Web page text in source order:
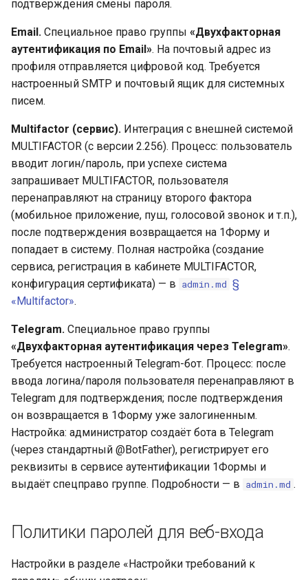
подтверждения смены пароля.
Email. Специальное право группы «Двухфакторная
аутентификация по Email». На почтовый адрес из
профиля отправляется цифровой код. Требуется
настроенный SMTP и почтовый ящик для системных
писем.
Multifactor (сервис). Интеграция с внешней системой
MULTIFACTOR (с версии 2.256). Процесс: пользователь
вводит логин/пароль, при успехе система
запрашивает MULTIFACTOR, пользователя
перенаправляют на страницу второго фактора
(мобильное приложение, пуш, голосовой звонок и т.п.),
после подтверждения возвращается на 1Форму и
попадает в систему. Полная настройка (создание
сервиса, регистрация в кабинете MULTIFACTOR,
конфигурация сертификата) — в admin.md §
«Multifactor».
Telegram. Специальное право группы
«Двухфакторная аутентификация через Telegram».
Требуется настроенный Telegram-бот. Процесс: после
ввода логина/пароля пользователя перенаправляют в
Telegram для подтверждения; после подтверждения
он возвращается в 1Форму уже залогиненным.
Настройка: администратор создаёт бота в Telegram
(через стандартный @BotFather), регистрирует его
реквизиты в сервисе аутентификации 1Формы и
выдаёт спецправо группе. Подробности — в admin.md .
Политики паролей для веб-входа
Настройки в разделе «Настройки требований к